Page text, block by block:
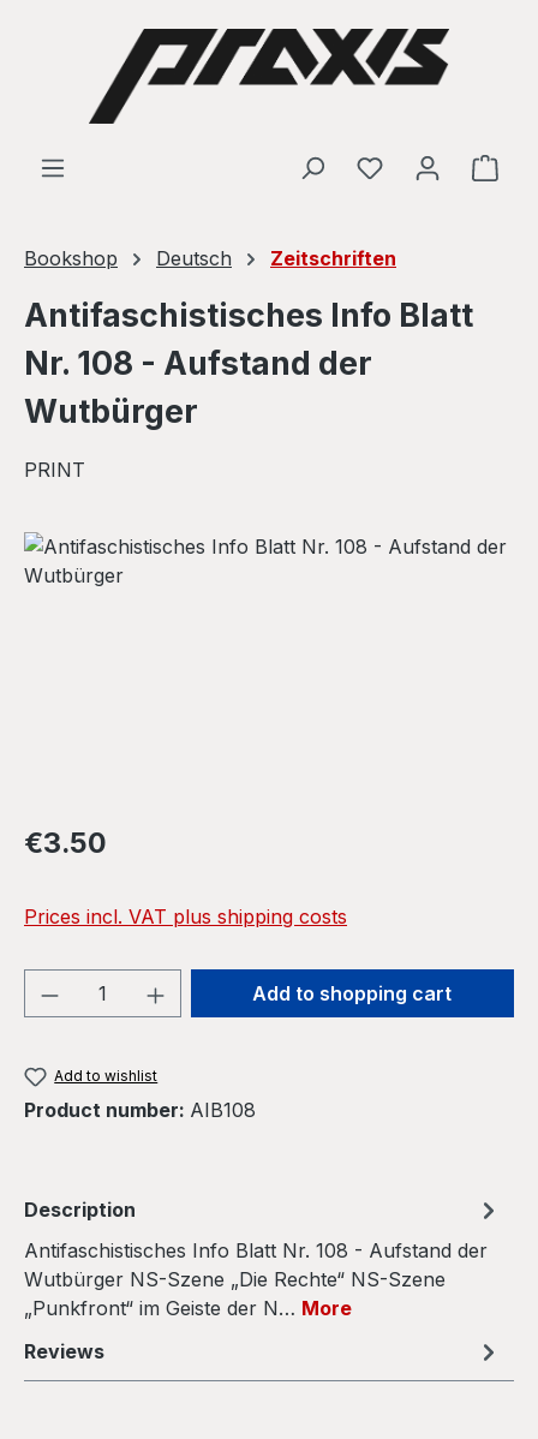
Skip to main content
Bookshop Deutsch Zeitschriften
Antifaschistisches Info Blatt
Nr. 108 - Aufstand der
Wutbürger
PRINT
Skip image gallery
Regular price:
€3.50
Prices incl. VAT plus shipping costs
Product Quantity: Enter the desired
Add to shopping cart
Add to wishlist
Product number: AIB108
Description
Antifaschistisches Info Blatt Nr. 108 - Aufstand der
Wutbürger NS-Szene „Die Rechte“ NS-Szene
„Punkfront“ im Geiste der N… More
Reviews